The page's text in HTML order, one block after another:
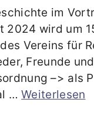
im
2024 wird um
Vereins für
Freunde
–>
…Weiterlesen